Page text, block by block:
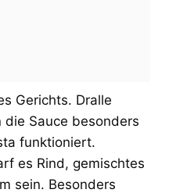
Gerichts. Dralle
die Sauce besonders
funktioniert.
es Rind, gemischtes
sein. Besonders